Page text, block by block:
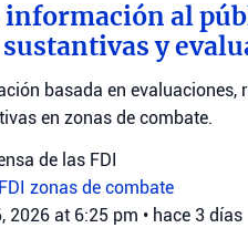
al
y
basada en evaluaciones,
en zonas de combate.
de las FDI
FDI zonas de combate
2026 at 6:25 pm • hace 3 días